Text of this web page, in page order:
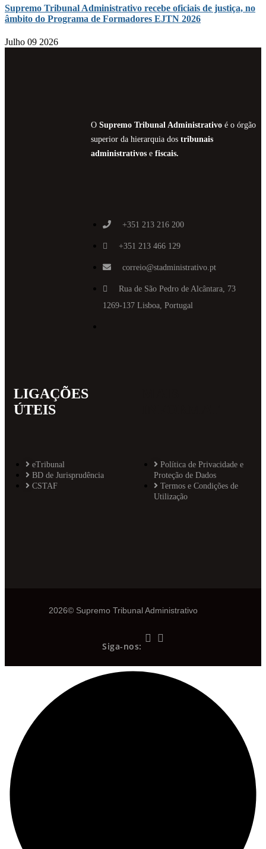
Supremo Tribunal Administrativo recebe oficiais de justiça, no
âmbito do Programa de Formadores EJTN 2026
Julho 09 2026
O Supremo Tribunal Administrativoé o órgão
superior da hierarquia dos tribunais
administrativose fiscais.
+351 213 216 200
+351 213 466 129
correio@stadministrativo.pt
Rua de São Pedro de Alcântara, 73
1269-137 Lisboa, Portugal
LIGAÇÕES
ÚTEIS
eTribunal
BD de Jurisprudência
CSTAF
Política de Privacidade e
Proteção de Dados
Termos e Condições de
Utilização
2026© Supremo Tribunal Administrativo
Siga-nos: